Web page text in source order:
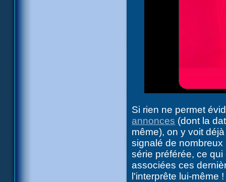
Si rien ne permet
annonces (dont la
même), on y voit
signalé de
série préférée, ce
associées ces
l'interprête lui-même !